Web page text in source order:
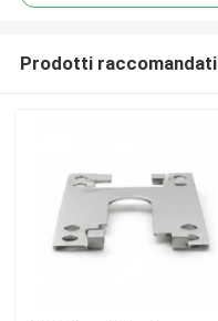
Prodotti raccomandati